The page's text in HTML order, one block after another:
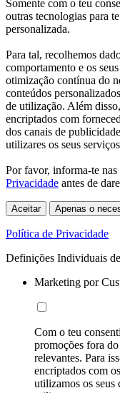
Somente com o teu
outras tecnologias para
personalizada.
Para tal, recolhemos
comportamento e os
otimização contínua do
conteúdos
de utilização. Além
encriptados com
dos canais de
utilizares os seus
Por favor, informa-te nas
Privacidade antes de
Aceitar Apenas o
Política de Privacidade
Definições Individuais
Marketing por
Com o teu
promoções fora
relevantes. Para
encriptados com
utilizamos os seus